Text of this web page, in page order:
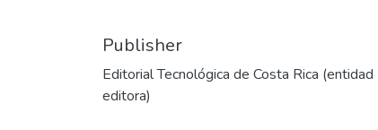
Publisher
Editorial Tecnológica de Costa Rica (entidad
editora)